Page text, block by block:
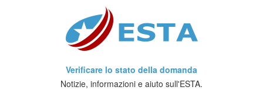
Verificare lo stato della domanda
Notizie, informazioni e aiuto sull'ESTA.